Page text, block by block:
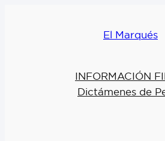
El Marqués
INFORMACIÓN
Dictámenes de